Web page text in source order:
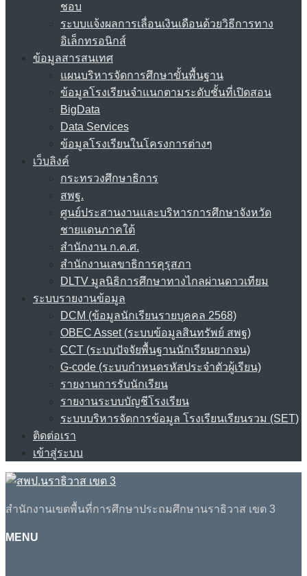
ชอบ
ระบบแจ้งผลการเลื่อนเงินเดือนด้วยวิธีการทาง
อิเล็กทรอนิกส์
ข้อมูลสารสนเทศ
แผนบริหารจัดการศึกษาขั้นพื้นฐาน
ข้อมูลโรงเรียนจำแนกตามระดับชั้นที่เปิดสอน
BigData
Data Services
ข้อมูลโรงเรียนในโครงการต่างๆ
เว็บลิงค์
กระทรวงศึกษาธิการ
สพฐ.
ศูนย์ประสานงานและบริหารการศึกษาจังหวัด
ชายแดนภาคใต้
สำนักงาน ก.ค.ศ.
สำนักงานเลขาธิการคุรุสภา
DLTV มูลนิธิการศึกษาทางไกลผ่านดาวเทียม
ระบบรายงานข้อมูล
DCM (ข้อมูลนักเรียนรายบุคคล 2568)
OBEC Asset (ระบบข้อมูลสินทรัพย์ สพฐ)
CCT (ระบบปัจจัยพื้นฐานนักเรียนยากจน)
G-code (ระบบกำหนดรหัสประจำตัวผู้เรียน)
รายงานการรับนักเรียน
รายงานระบบบัญชีโรงเรียน
ระบบบริหารจัดการข้อมูล โรงเรียนเรียนรวม (SET)
ติดต่อเรา
เข้าสู่ระบบ
สำนักงานเขตพื้นที่การศึกษาประถมศึกษานราธิวาส เขต 3
MENU